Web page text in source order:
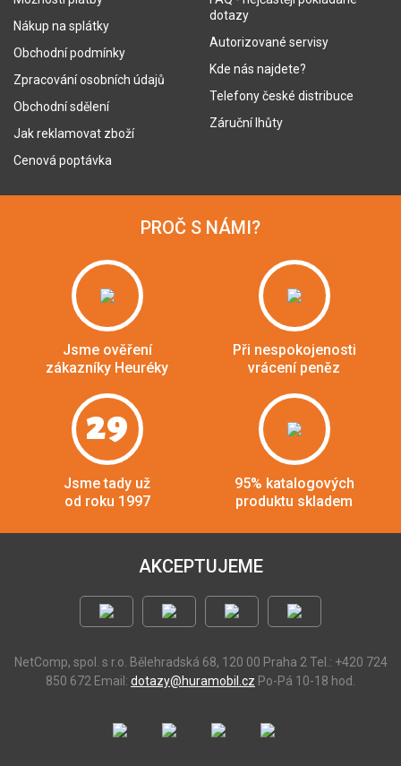
Nákup na splátky
Obchodní podmínky
Zpracování osobních údajů
Obchodní sdělení
Jak reklamovat zboží
Cenová poptávka
dotazy
Autorizované servisy
Kde nás najdete?
Telefony české distribuce
Záruční lhůty
PROČ S NÁMI?
Jsme ověření
zákazníky Heuréky
Při nespokojenosti
vrácení peněz
29
Jsme tady už
od roku 1997
95% katalogových
produktu skladem
AKCEPTUJEME
NetComp, spol. s r.o. Bělehradská 68, 120 00 Praha 2 Tel.: +420 724
850 672 Email: dotazy@huramobil.cz Po-Pá 10-18 hod.